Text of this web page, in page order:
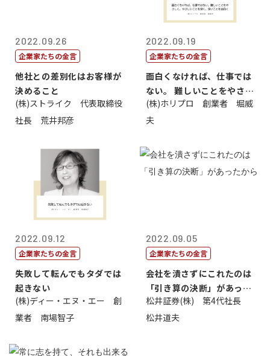
2022.09.26
企業家たちの金言
他社との差別化はお客様が
決めること
(株)ストライク 代表取締役
社長 荒井邦彦
2022.09.19
企業家たちの金言
面白くなければ、仕事では
ない。 難しいことをやさし
く。やさし...
(株)ホリプロ 創業者 堀威
夫
2022.09.12
企業家たちの金言
失敗して転んでもタダでは
起きない
(株)ディー・エヌ・エー 創
業者 南場智子
2022.09.05
企業家たちの金言
会社を潰さずにこれたのは
「引き算の決断」があった
から
松井証券(株) 第4代社長
松井道夫